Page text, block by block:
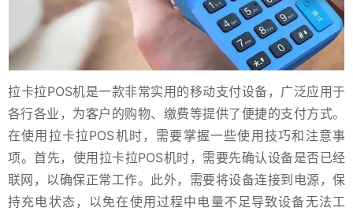
拉卡拉POS机是一款非常实用的移动支付设备，广泛应用于
各行各业，为客户的购物、缴费等提供了便捷的支付方式。
在使用拉卡拉POS机时，需要掌握一些使用技巧和注意事
项。首先，使用拉卡拉POS机时，需要先确认设备是否已经
联网，以确保正常工作。此外，需要将设备连接到电源，保
持充电状态，以免在使用过程中电量不足导致设备无法工